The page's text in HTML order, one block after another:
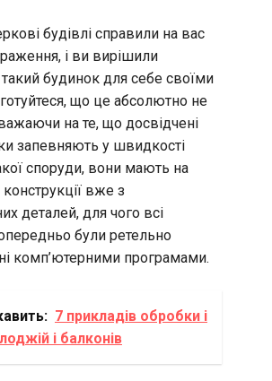
будівлі справили на вас
і ви вирішили
будинок для себе своїми
що це абсолютно не
на те, що досвідчені
запевняють у швидкості
споруди, вони мають на
конструкції вже з
деталей, для чого всі
були ретельно
комп’ютерними програмами.
7 прикладів обробки і
і балконів